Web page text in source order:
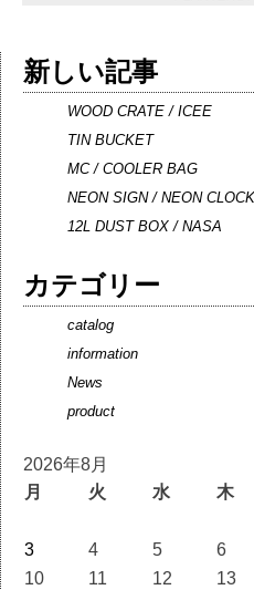
新しい記事
WOOD CRATE / ICEE
TIN BUCKET
MC / COOLER BAG
NEON SIGN / NEON
12L DUST BOX / NASA
カテゴリー
catalog
information
News
product
2026年8月
月
火 水 木
3
4 5 6
10
11 12 13